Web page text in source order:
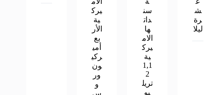
ش
رة
ليلا
سن
دات
ها
الام
يرك
ية
1,1
2
تريل
يو
يرك
ية
الأر
بع
أمي
ركي
ون
ور
و